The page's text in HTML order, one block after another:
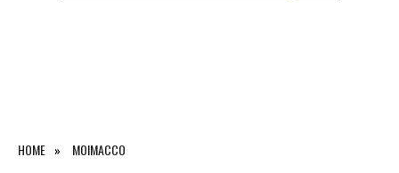
HOME MOIMACCO